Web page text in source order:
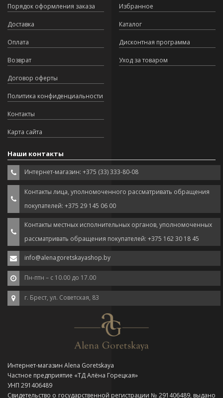
Порядок оформления заказа
Доставка
Оплата
Возврат
Договор оферты
Политика конфиденциальности
Контакты
Карта сайта
Избранное
Каталог
Дисконтная программа
Уход за товаром
Наши контакты
Интернет-магазин: +375 (33) 333-80-08
Контакты лица, уполномоченного рассматривать обращения
покупателей: +375 29 145 06 00
Контакты местных исполнительных органов, уполномоченных
рассматривать обращения покупателей: +375 162 30 18 45
info@alenagoretskayashop.by
Пн-птн – с 10.00 до 17.00
г. Брест, ул. Советская, 83
Интернет-магазин Alena Goretskaya
Частное предприятие «ТД Алёна Горецкая»
УНП 291406489
Свидетельство о государственной регистрации № 291406489, выдано